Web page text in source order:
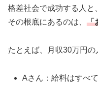
格差社会で成功する人と
その根底にあるのは、 「
たとえば、月収30万円の
Aさん：給料はすべ